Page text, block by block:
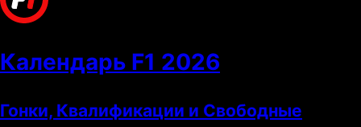
Календарь F1 2026
Гонки, Квалификации и Свободные